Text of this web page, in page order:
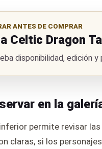
ANTES DE COMPRAR
Celtic Dragon
disponibilidad, edición
en la
permite revisar
claras, si los